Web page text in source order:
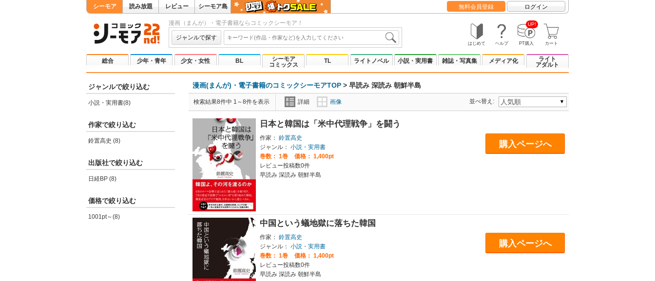
シーモア 読み放題 レビュー シーモア島 無料会員登録 ログイン
漫画（まんが）・電子書籍ならコミックシーモア！
ジャンルで探す
はじめて ヘルプ
UP!
PT購入 カート
総合 少年・青年 少女・女性 BL
シーモア
コミックス
TL ライトノベル 小説・実用書 雑誌・写真集 メディア化
ライト
アダルト
ジャンルで絞り込む
小説・実用書(8)
作家で絞り込む
鈴置高史 (8)
出版社で絞り込む
日経BP (8)
価格で絞り込む
1001pt～(8)
漫画(まんが)・電子書籍のコミックシーモアTOP > 早読み 深読み 朝鮮半島
検索結果8件中 1～8件を表示 詳細 画像 並べ替え:
日本と韓国は「米中代理戦争」を闘う
作家： 鈴置高史
ジャンル： 小説・実用書
巻数： 1巻
価格： 1,400pt
レビュー投稿数0件
早読み 深読み 朝鮮半島
購入ページへ
中国という蟻地獄に落ちた韓国
作家： 鈴置高史
ジャンル： 小説・実用書
巻数： 1巻
価格： 1,400pt
レビュー投稿数0件
早読み 深読み 朝鮮半島
購入ページへ